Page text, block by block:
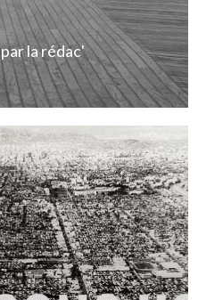
parla rédac'